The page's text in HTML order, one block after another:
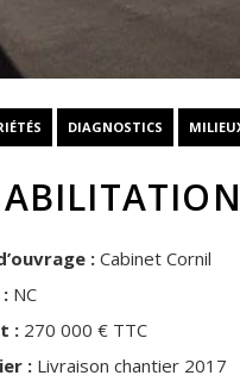
DIAGNOSTICS
: Cabinet Cornil
NC
: 270 000 € TTC
: Livraison chantier 2017